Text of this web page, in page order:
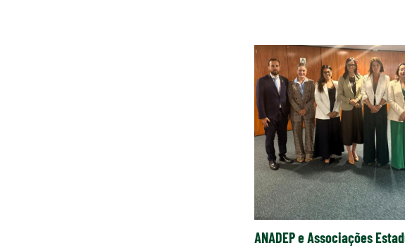
ANADEP e Associações